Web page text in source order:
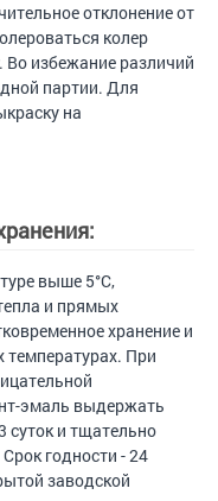
отклонение от
колер
Во избежание различий
партии. Для
на
выше 5°С,
и прямых
хранение и
температурах. При
эмаль выдержать
суток и тщательно
годности - 24
заводской